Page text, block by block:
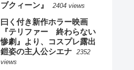
ブクィーン』
2404 views
曰く付き新作ホラー映画
『テリファー 終わらない
惨劇』より、コスプレ露出
鎧姿の主人公シエナ 2352
views